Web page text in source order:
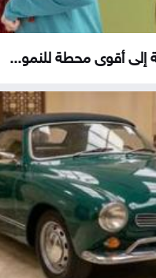
إلى أقوى محطة للنمو...